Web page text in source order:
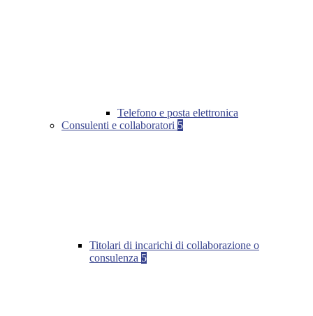
Telefono e posta elettronica
Consulenti e collaboratori 5
Titolari di incarichi di collaborazione o
consulenza 5